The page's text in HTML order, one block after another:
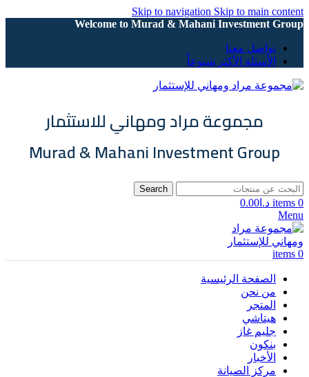
Skip to navigation Skip to main content
Welcome to Murad & Mahani Investment Group
تواصل معنا
الأسئلة الأكثر شيوعاً
مجموعة مراد ومهاني للاستثمار
Murad & Mahani Investment Group
Search
0
items د.ا 0.00
Menu
0
items
الصفحة الرئيسية
من نحن
المتجر
هيتاشي
جليم غاز
بنكون
الأخبار
مركز الصيانة